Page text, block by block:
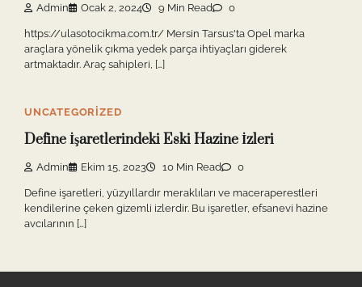
Admin Ocak 2, 2024 9 Min Read 0
https://ulasotocikma.com.tr/ Mersin Tarsus'ta Opel marka
araçlara yönelik çıkma yedek parça ihtiyaçları giderek
artmaktadır. Araç sahipleri, […]
UNCATEGORIZED
Define İşaretlerindeki Eski Hazine İzleri
Admin Ekim 15, 2023 10 Min Read 0
Define işaretleri, yüzyıllardır meraklıları ve maceraperestleri
kendilerine çeken gizemli izlerdir. Bu işaretler, efsanevi hazine
avcılarının […]